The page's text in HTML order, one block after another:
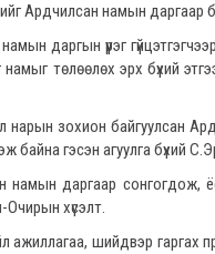
Ардчилсан намын даргаар
даргын үүрэг
төлөөлөх эрх бүхий
нарын зохион байгуулсан
байна гэсэн агуулга
намын даргаар сонгогдож,
хүсэлт.
ажиллагаа, шийдвэр гаргах